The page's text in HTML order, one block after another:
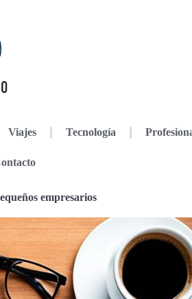
Viajes Tecnología
empresarios